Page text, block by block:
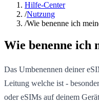
Hilfe-Center
/Nutzung
/Wie benenne ich
Wie benenne ich
Das Umbenennen deiner
Leitung welche ist -
oder eSIMs auf deinem